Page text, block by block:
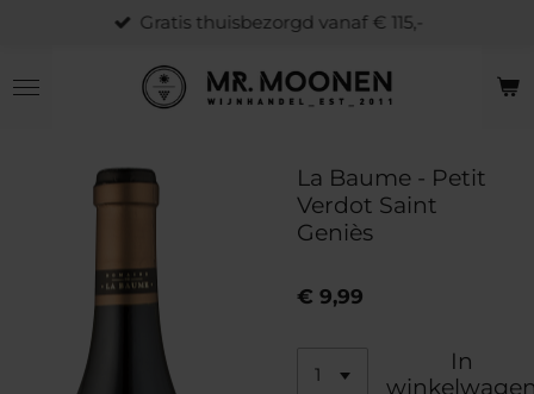
naar
de
Gratis thuisbezorgd vanaf € 115,-
La Baume - Petit
Verdot Saint
Geniès
€ 9,99
In